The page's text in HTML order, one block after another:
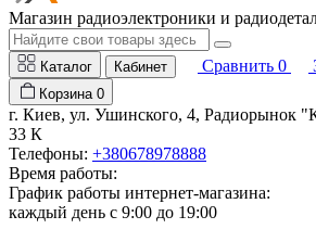
Магазин радиоэлектроники и
Каталог Кабинет Сравнить 0
Корзина 0
г. Киев, ул. Ушинского, 4, Радиорынок
33 К
Телефоны: +380678978888
Время работы:
График работы интернет-магазина:
каждый день с 9:00 до 19:00